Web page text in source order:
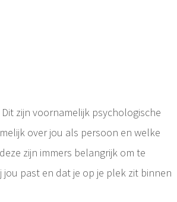
zijn voornamelijk psychologische
over jou als persoon en welke
zijn immers belangrijk om te
past en dat je op je plek zit binnen